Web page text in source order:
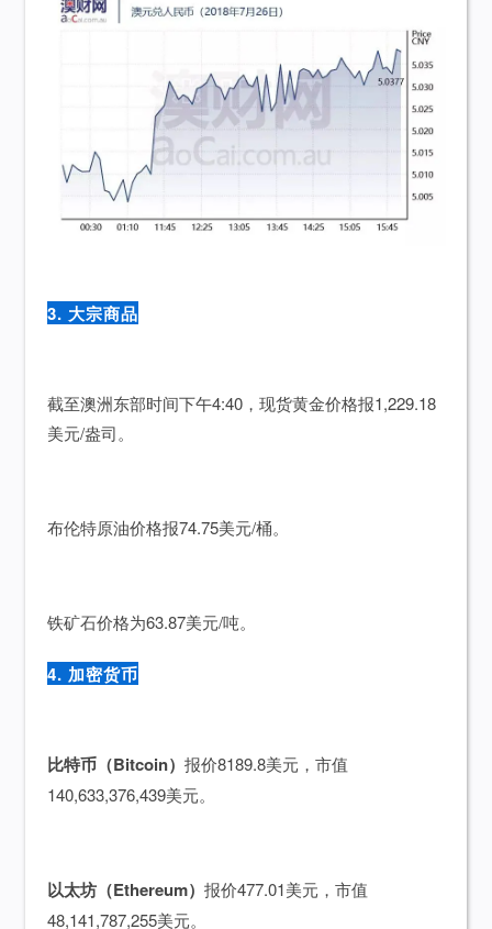
3. 大宗商品
截至澳洲东部时间下午4:40，现货黄金价格报1,229.18
美元/盎司。
布伦特原油价格报74.75美元/桶。
铁矿石价格为63.87美元/吨。
4. 加密货币
比特币（Bitcoin） 报价8189.8美元，市值
140,633,376,439美元。
以太坊（Ethereum） 报价477.01美元，市值
48,141,787,255美元。